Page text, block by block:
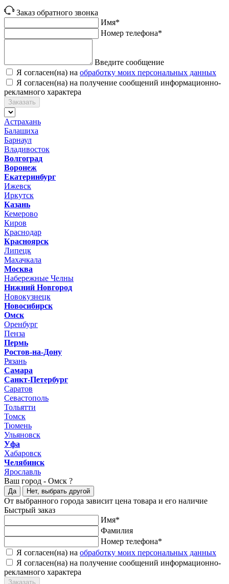
Заказ обратного звонка
Имя*
Номер телефона*
Введите сообщение
Я согласен(на) на обработку моих персональных данных
Я согласен(на) на получение сообщений информационно-
рекламного характера
Заказать
Астрахань
Балашиха
Барнаул
Владивосток
Волгоград
Воронеж
Екатеринбург
Ижевск
Иркутск
Казань
Кемерово
Киров
Краснодар
Красноярск
Липецк
Махачкала
Москва
Набережные Челны
Нижний Новгород
Новокузнецк
Новосибирск
Омск
Оренбург
Пенза
Пермь
Ростов-на-Дону
Рязань
Самара
Санкт-Петербург
Саратов
Севастополь
Тольятти
Томск
Тюмень
Ульяновск
Уфа
Хабаровск
Челябинск
Ярославль
Ваш город - Омск ?
Да Нет, выбрать другой
От выбранного города зависит цена товара и его наличие
Быстрый заказ
Имя*
Фамилия
Номер телефона*
Я согласен(на) на обработку моих персональных данных
Я согласен(на) на получение сообщений информационно-
рекламного характера